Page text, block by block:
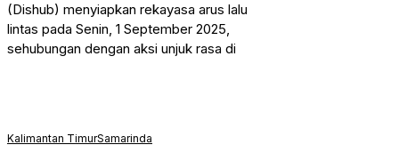
(Dishub) menyiapkan rekayasa arus lalu
lintas pada Senin, 1 September 2025,
sehubungan dengan aksi unjuk rasa di
Kalimantan TimurSamarinda